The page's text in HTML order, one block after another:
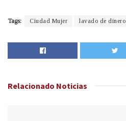
Tags: Ciudad Mujer lavado de dinero
Relacionado Noticias